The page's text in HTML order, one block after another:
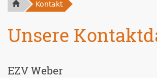
Kontakt
Unsere
EZV Weber